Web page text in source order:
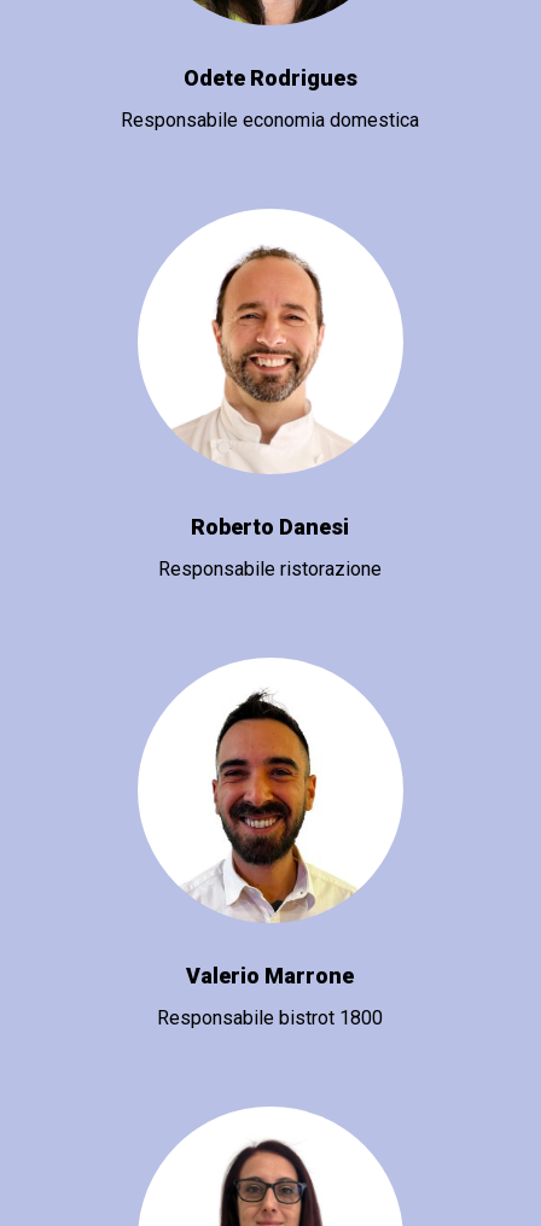
Odete Rodrigues
Responsabile economia domestica
Roberto Danesi
Responsabile ristorazione
Valerio Marrone
Responsabile bistrot 1800